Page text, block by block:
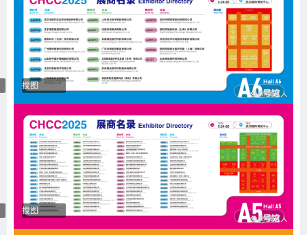
搜图
搜图